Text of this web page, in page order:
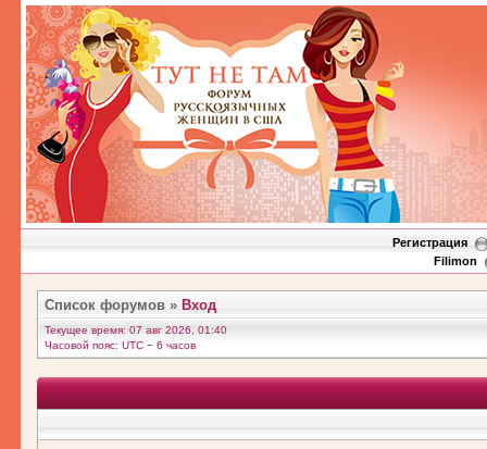
Регистрация
Filimon
Список форумов » Вход
Текущее время: 07 авг 2026, 01:40
Часовой пояс: UTC − 6 часов